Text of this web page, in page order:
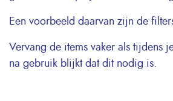
Een voorbeeld daarvan zijn de
Vervang de items vaker als tijdens
na gebruik blijkt dat dit nodig is.